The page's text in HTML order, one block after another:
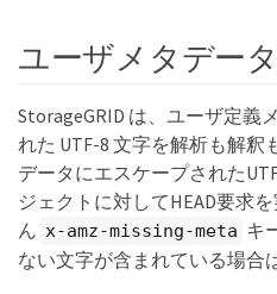
ユーザメタデー
StorageGRID は、ユーザ定義
れた UTF-8 文字を解析も解
データにエスケープされた
ジェクトに対してHEAD要求
ん x-amz-missing-meta キ
ない文字が含まれている場合